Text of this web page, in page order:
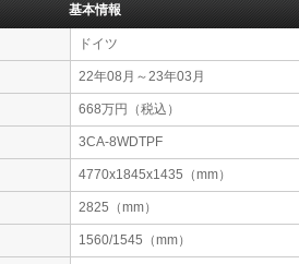
基本情報
ドイツ
22年08月～23年03月
668万円（税込）
3CA-8WDTPF
4770x1845x1435（mm）
2825（mm）
1560/1545（mm）